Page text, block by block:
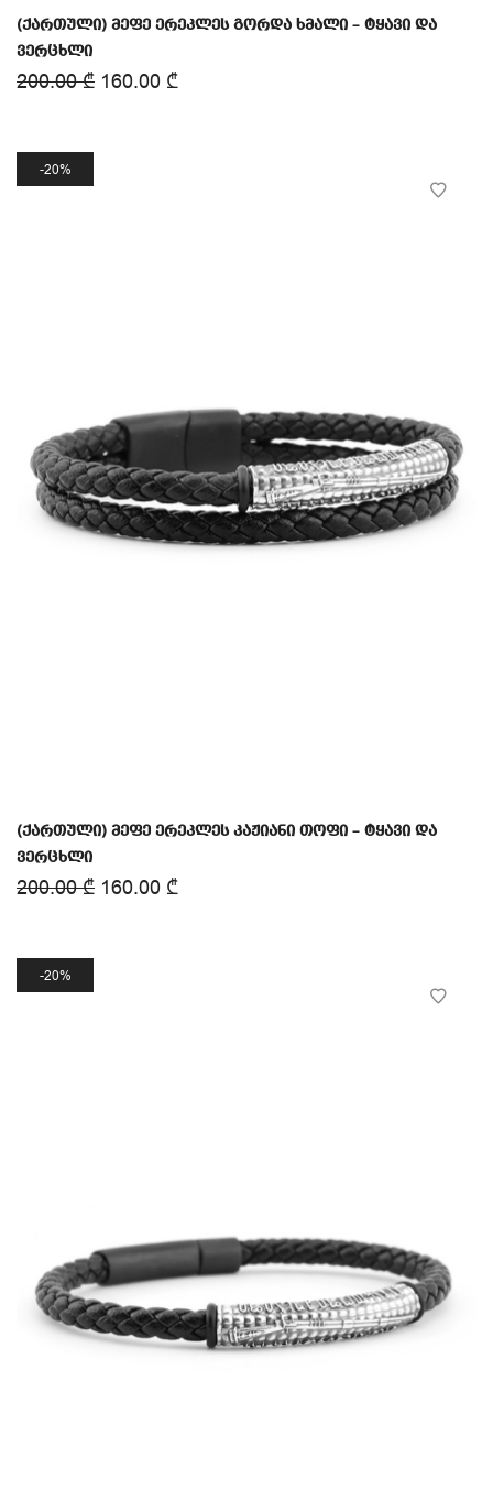
(ქართული) მეფე ერეკლეს გორდა ხმალი – ტყავი და
ვერცხლი
200.00₾ 160.00 ₾
20%
(ქართული) მეფე ერეკლეს კაჟიანი თოფი – ტყავი და
ვერცხლი
200.00₾ 160.00 ₾
20%